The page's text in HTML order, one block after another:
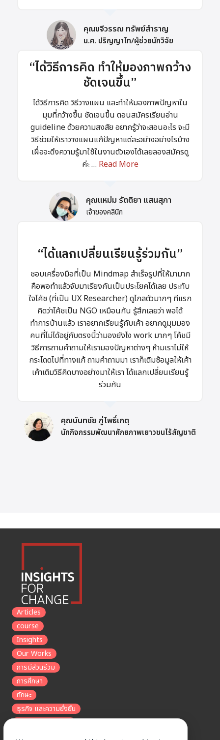
คุณขจีวรรณ ทรัพย์สำราญ
น.ศ. ปริญญาโท/ผู้ช่วยนักวิจัย
“ได้วิธีการคิด ทำให้มองภาพกว้าง
ชัดเจนขึ้น”
ได้วิธีการคิด วิธีวางแผน และทำให้มองภาพปัญหาใน
มุมที่กว้างขึ้น ชัดเจนขึ้น ตอนสมัครเรียนอ่าน
guideline ด้วยความสงสัย อยากรู้ว่าจะสอนอะไร จะมี
วิธีช่วยให้เราวางแผนแก้ปัญหาแต่ละอย่างอย่างไรบ้าง
เผื่อจะดึงความรู้มาใช้ในงานตัวเองได้เลยลองสมัครดู
ค่ะ … Read More
คุณแหม่ม รัตติยา แสนสุภา
เจ้าของคลินิก
“ได้แลกเปลี่ยนเรียนรู้ร่วมกัน”
ชอบเครื่องมือที่เป็น Mindmap สำเร็จรูปที่ให้มามาก
คือพอทำแล้วจับมาเรียงกันเป็นประโยคได้เลย ประทับ
ใจโค้ช (ที่เป็น UX Researcher) ดูไกลตัวมากๆ ทีแรก
คิดว่าโค้ชเป็น NGO เหมือนกัน รู้สึกเลยว่า พอได้
ทำการบ้านแล้ว เราอยากเรียนรู้กับเค้า อยากดูมุมมอง
คนที่ไม่ได้อยู่กับตรงนี้ว่ามองยังไง work มากๆ โค้ชมี
วิธีการถามคำถามให้เรามองปัญหาต่างๆ ห้ามเราไม่ให้
กระโดดไปที่ทางแก้ ถามคำถามมา เราก็เติมช้อมูลให้เค้า
เค้าเติมวิธีคิดบางอย่างมาให้เรา ได้แลกเปลี่ยนเรียนรู้
ร่วมกัน
คุณนันทชัย ภู่โพธิ์เกตุ
นักกิจกรรมพัฒนาศักยภาพเยาวชนไร้สัญชาติ
Articles
course
Insights
Our Works
การมีส่วนร่วม
การศึกษา
ทักษะ
ธุรกิจ และความยั่งยืน